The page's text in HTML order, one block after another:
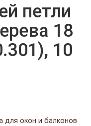
петли
18
10
для окон и балконов